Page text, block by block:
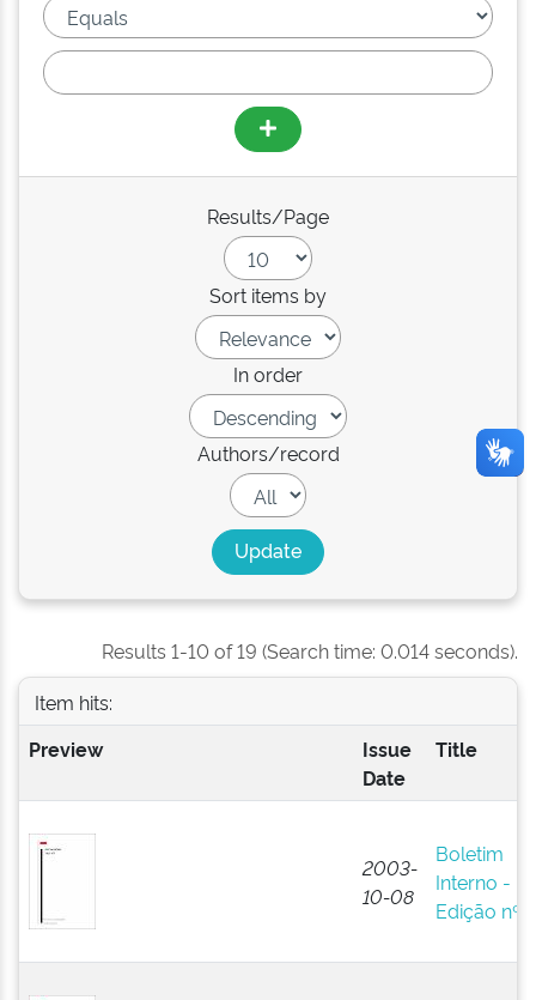
Results/Page
Sort items by
In order
Authors/record
Results 1-10 of 19 (Search time: 0.014 seconds).
Item hits:
Preview
Issue
Date
Title
2003-
10-08
Boletim
Interno -
Edição nº